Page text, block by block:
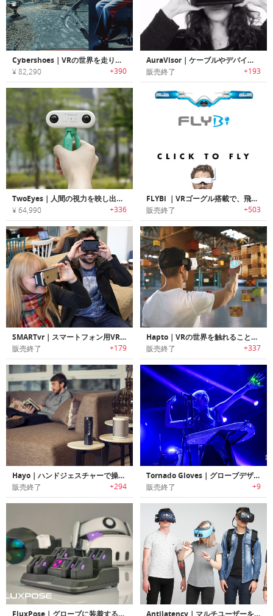
Cybershoes｜VRの世界を走り回れるVRシューズ「サイバーシューズ」
¥ 82,290 +390
AuraVisor｜ケーブルやデバイスなしで視聴できるVRヘッドセット「オーラバイザー」
販売終了 +193
TwoEyes｜人間の視力を映し出す双眼鏡型360°VR 4Kカメラ「ツーアイズ」
¥ 64,990 +336
FLYBi ｜VRゴーグル搭載で、飛ぶ鳥の視点を味わえるドローン「フライバイ」
販売終了 +503
SMARTvr｜スマートフォン用VR(仮想現実)体験グラス「スマートヴィーアール」
販売終了 +179
Hapto｜VRの世界を触れることが可能なバーチャルタッチコントローラー「ハプト」
販売終了 +337
Hayo｜ハンドジェスチャーで操作可能なスマートホームコントローラー「ヘイヨー」
販売終了 +294
Tornado Gloves｜グローブデザインジェスチャーコントローラー「トルネードグローブ」
販売終了 +9
FluxPose｜グローブに装着するだけでVR没入度が上がる高精度トラッキングシステム Antilatency｜マルチユーザーをトラッキング可能なVR/ARトラッキングシステム「アンチレイテンシー」